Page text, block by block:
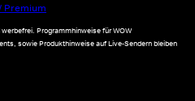
Premium
Programmhinweise für WOW
sowie Produkthinweise auf Live-Sendern bleiben